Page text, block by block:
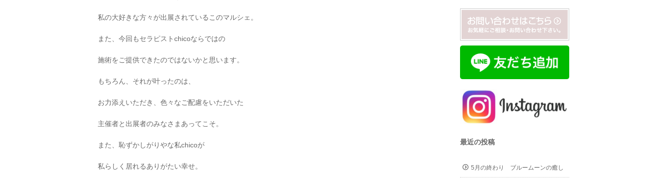
私の大好きな方々が出展されているこのマルシェ。
また、今回もセラピストchicoならではの
施術をご提供できたのではないかと思います。
もちろん、それが叶ったのは、
お力添えいただき、色々なご配慮をいただいた
主催者と出展者のみなさまあってこそ。
また、恥ずかしがりやな私chicoが
私らしく居れるありがたい幸せ。
最近の投稿
5月の終わり ブルームーンの癒し